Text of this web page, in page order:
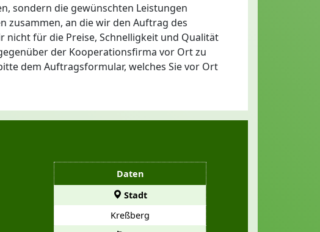
sondern die gewünschten Leistungen
zusammen, an die wir den Auftrag des
nicht für die Preise, Schnelligkeit und Qualität
der Kooperationsfirma vor Ort zu
dem Auftragsformular, welches Sie vor Ort
Daten
Stadt
Kreßberg